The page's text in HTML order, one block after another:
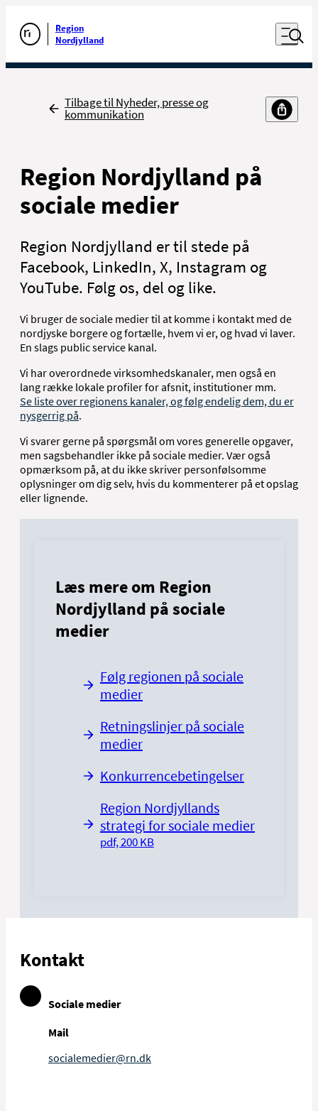
Gå til forsiden
Region
Nordjylland
Åben
Udfør søgning
Tilbage
Tilbage til Nyheder, presse og
kommunikation
Region Nordjylland på
sociale medier
Region Nordjylland er til stede på
Facebook, LinkedIn, X, Instagram og
YouTube. Følg os, del og like.
Vi bruger de sociale medier til at komme i kontakt med de
nordjyske borgere og fortælle, hvem vi er, og hvad vi laver.
En slags public service kanal.
Vi har overordnede virksomhedskanaler, men også en
lang række lokale profiler for afsnit, institutioner mm.
Se liste over regionens kanaler, og følg endelig dem, du er
nysgerrig på.
Vi svarer gerne på spørgsmål om vores generelle opgaver,
men sagsbehandler ikke på sociale medier. Vær også
opmærksom på, at du ikke skriver personfølsomme
oplysninger om dig selv, hvis du kommenterer på et opslag
eller lignende.
Læs mere om Region
Nordjylland på sociale
medier
Følg regionen på sociale
medier
Retningslinjer på sociale
medier
Konkurrencebetingelser
Region Nordjyllands
strategi for sociale medier
pdf, 200 KB
Kontakt
Sociale medier
Mail
socialemedier@rn.dk